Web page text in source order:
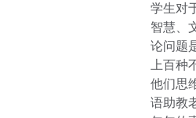
学生对
智慧、
论问题
上百
他们思
语助教